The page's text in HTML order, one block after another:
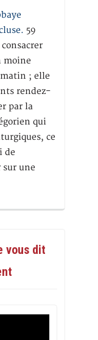
59
moine
matin ; elle
rendez-
par la
qui
ce
de
sur une
vous dit